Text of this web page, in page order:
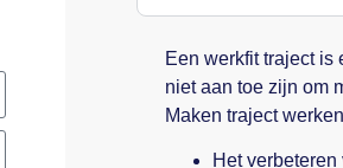
Een werkfit traject is
niet aan toe zijn om
Maken traject
Het